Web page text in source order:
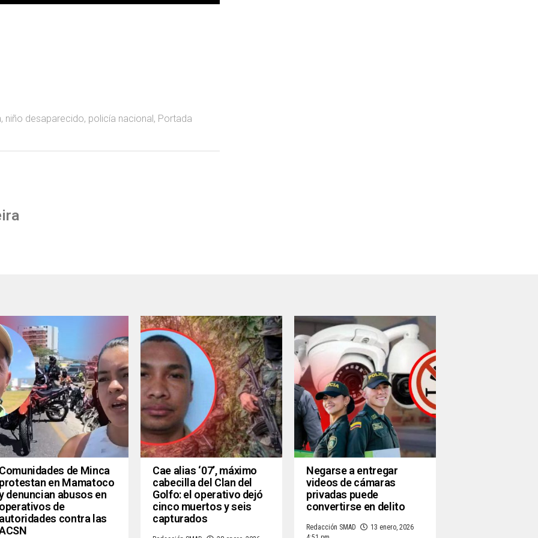
, niño desaparecido, policía nacional, Portada
Comunidades de Minca
protestan en Mamatoco
denuncian abusos en
operativos de
autoridades contra las
Cae alias ‘07’, máximo
cabecilla del Clan del
Golfo: el operativo dejó
cinco muertos y seis
capturados
Negarse a entregar
videos de cámaras
privadas puede
convertirse en delito
Redacción SMAD
13 enero, 2026